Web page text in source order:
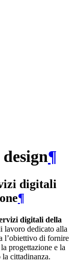
¶
digitali
¶
digitali della
lavoro dedicato alla
l’obiettivo di fornire
progettazione e la
cittadinanza.